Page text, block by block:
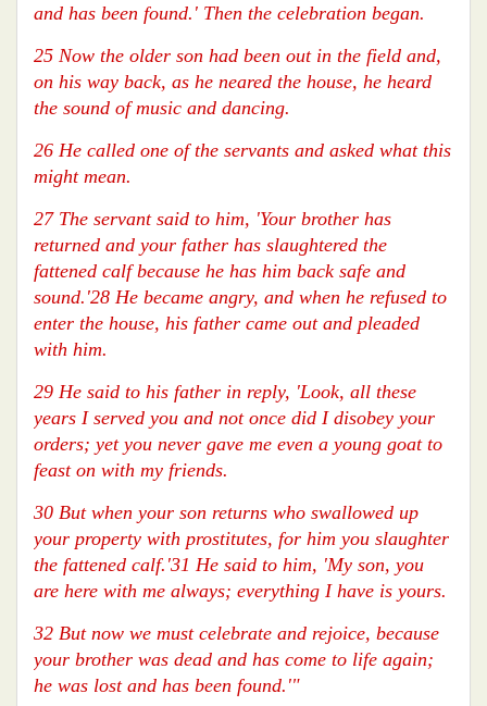
and has been found.' Then the celebration began.
25 Now the older son had been out in the field and,
on his way back, as he neared the house, he heard
the sound of music and dancing.
26 He called one of the servants and asked what this
might mean.
27 The servant said to him, 'Your brother has
returned and your father has slaughtered the
fattened calf because he has him back safe and
sound.'28 He became angry, and when he refused to
enter the house, his father came out and pleaded
with him.
29 He said to his father in reply, 'Look, all these
years I served you and not once did I disobey your
orders; yet you never gave me even a young goat to
feast on with my friends.
30 But when your son returns who swallowed up
your property with prostitutes, for him you slaughter
the fattened calf.'31 He said to him, 'My son, you
are here with me always; everything I have is yours.
32 But now we must celebrate and rejoice, because
your brother was dead and has come to life again;
he was lost and has been found.'"